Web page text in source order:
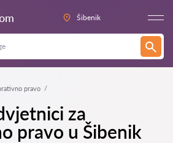
Šibenik
pravo
za
pravo u Šibenik